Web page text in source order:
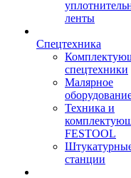
ленты
Спецтехника
спецтехники
Малярное
Техника и
FESTOOL
станции